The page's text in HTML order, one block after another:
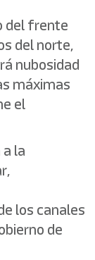
del frente
del norte,
nubosidad
máximas
el
la
los canales
de